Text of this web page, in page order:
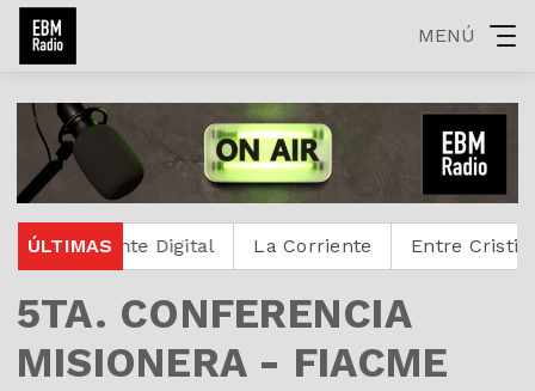
MENÚ
ÚLTIMASDigital La Corriente Entre Cristianos
5TA. CONFERENCIA
MISIONERA - FIACME